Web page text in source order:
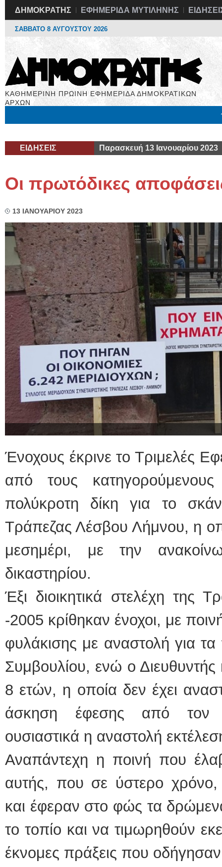
ΔΗΜΟΚΡΑΤΗΣ ΕΦΗΜΕΡΙΔΑ ΜΥΤΙΛΗΝΗΣ
ΣΑΒΒΑΤΟ 8 ΑΥΓΟΥΣΤΟΥ 2026
ΚΑΘΗΜΕΡΙΝΗ ΠΡΩΙΝΗ ΕΦΗΜΕΡΙΔΑ ΔΗΜΟΚΡΑΤΙΚΩΝ
ΑΡΧΩΝ
ΕΙΔΗΣΕΙΣ Παρασκευή 13 Ιανουαρίου 2023
Οι πρωτόδικες
13 ΙΑΝΟΥΑΡΙΟΥ 2023
Ένοχους έκρινε το Τριμελές
από τους
πολύκροτη δίκη για το
Τράπεζας Λέσβου Λήμνου, η
μεσημέρι, με την
δικαστηρίου.
Έξι διοικητικά στελέχη της
-2005 κρίθηκαν ένοχοι, με
φυλάκισης με αναστολή για τα
Συμβουλίου, ενώ ο Διευθυντής
8 ετών, η οποία δεν έχει
άσκηση έφεσης από τον
ουσιαστικά η αναστολή
Αναπάντεχη η ποινή που
αυτής, που σε ύστερο
και έφεραν στο φώς τα
το τοπίο και να τιμωρηθούν
έκνομες πράξεις που